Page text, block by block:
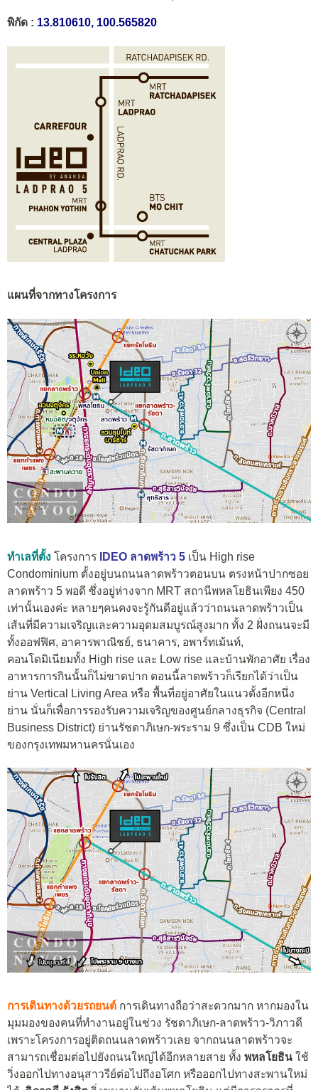
พิกัด : 13.810610, 100.565820
แผนที่จากทางโครงการ
ทำเลที่ตั้ง โครงการ IDEO ลาดพร้าว 5 เป็น High rise
Condominium ตั้งอยู่บนถนนลาดพร้าวตอนบน ตรงหน้าปากซอย
ลาดพร้าว 5 พอดี ซึ่งอยู่ห่างจาก MRT สถานีพหลโยธินเพียง 450
เท่านั้นเองค่ะ หลายๆคนคงจะรู้กันดีอยู่แล้วว่าถนนลาดพร้าวเป็น
เส้นที่มีความเจริญและความอุดมสมบูรณ์สูงมาก ทั้ง 2 ฝั่งถนนจะมี
ทั้งออฟฟิศ, อาคารพาณิชย์, ธนาคาร, อพาร์ทเม้นท์,
คอนโดมิเนียมทั้ง High rise และ Low rise และบ้านพักอาศัย เรื่อง
อาหารการกินนั้นก็ไม่ขาดปาก ตอนนี้ลาดพร้าวก็เรียกได้ว่าเป็น
ย่าน Vertical Living Area หรือ พื้นที่อยู่อาศัยในแนวตั้งอีกหนึ่ง
ย่าน นั่นก็เพื่อการรองรับความเจริญของศูนย์กลางธุรกิจ (Central
Business District) ย่านรัชดาภิเษก-พระราม 9 ซึ่งเป็น CDB ใหม่
ของกรุงเทพมหานครนั่นเอง
การเดินทางด้วยรถยนต์ การเดินทางถือว่าสะดวกมาก หากมองใน
มุมมองของคนที่ทำงานอยู่ในช่วง รัชดาภิเษก-ลาดพร้าว-วิภาวดี
เพราะโครงการอยู่ติดถนนลาดพร้าวเลย จากถนนลาดพร้าวจะ
สามารถเชื่อมต่อไปยังถนนใหญ่ได้อีกหลายสาย ทั้ง พหลโยธิน ใช้
วิ่งออกไปทางอนุสาวรีย์ต่อไปถึงอโศก หรือออกไปทางสะพานใหม่